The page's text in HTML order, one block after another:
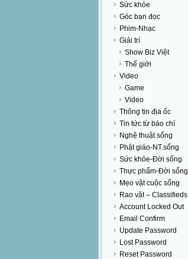
Sức khỏe
Góc bạn đọc
Phim-Nhạc
Giải trí
Show Biz Việt
Thế giới
Video
Game
Video
Thông tin địa ốc
Tin tức từ báo chí
Nghệ thuật sống
Phật giáo-NT.sống
Sức khỏe-Đời sống
Thực phẩm-Đời sống
Mẹo vặt cuộc sống
Rao vặt – Classifieds
Account Locked Out
Email Confirm
Update Password
Lost Password
Reset Password